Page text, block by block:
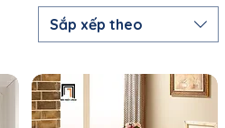
Sắp xếp theo